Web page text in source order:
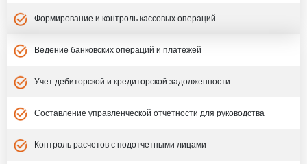
Формирование и контроль кассовых операций
Ведение банковских операций и платежей
Учет дебиторской и кредиторской задолженности
Составление управленческой отчетности для руководства
Контроль расчетов с подотчетными лицами